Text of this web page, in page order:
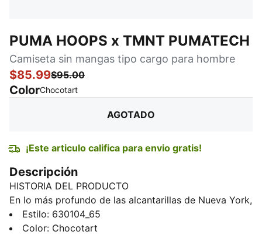
PUMA HOOPS x TMNT PUMATECH
Camiseta sin mangas tipo cargo para hombre
$85.99$95.00
ColorChocotart:
AGOTADO
¡Este articulo califica para envio gratis!
Descripción
HISTORIA DEL PRODUCTO
En lo más profundo de las alcantarillas de Nueva York,
se encuentran las Tortugas Ninja. Amantes de la pizza,
skaters y luchadores contra el crimen, ellos son el
Estilo: 630104_65
Color: Chocotart